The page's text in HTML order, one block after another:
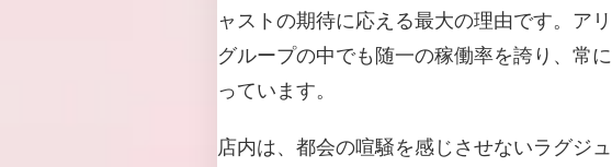
ャストの期待に応える最大の理由です。ア
グループの中でも随一の稼働率を誇り、常
っています。
店内は、都会の喧騒を感じさせないラグジ